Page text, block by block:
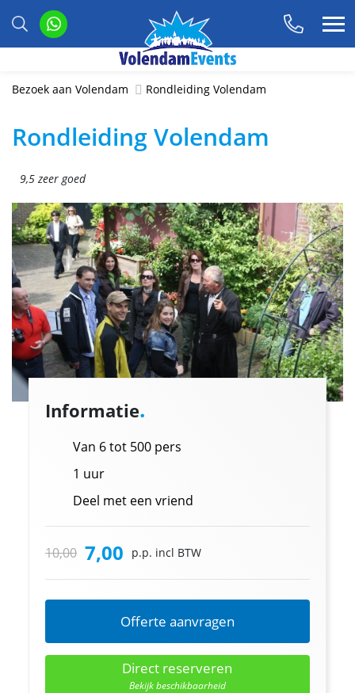
Bezoek aan Volendam Rondleiding Volendam
Rondleiding Volendam
9,5 zeer goed
Informatie.
Van 6 tot 500 pers
1 uur
Deel met een vriend
10,00 7,00 p.p. incl BTW
Offerte aanvragen
Direct reserveren
Bekijk beschikbaarheid